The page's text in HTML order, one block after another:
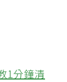
1分鐘清